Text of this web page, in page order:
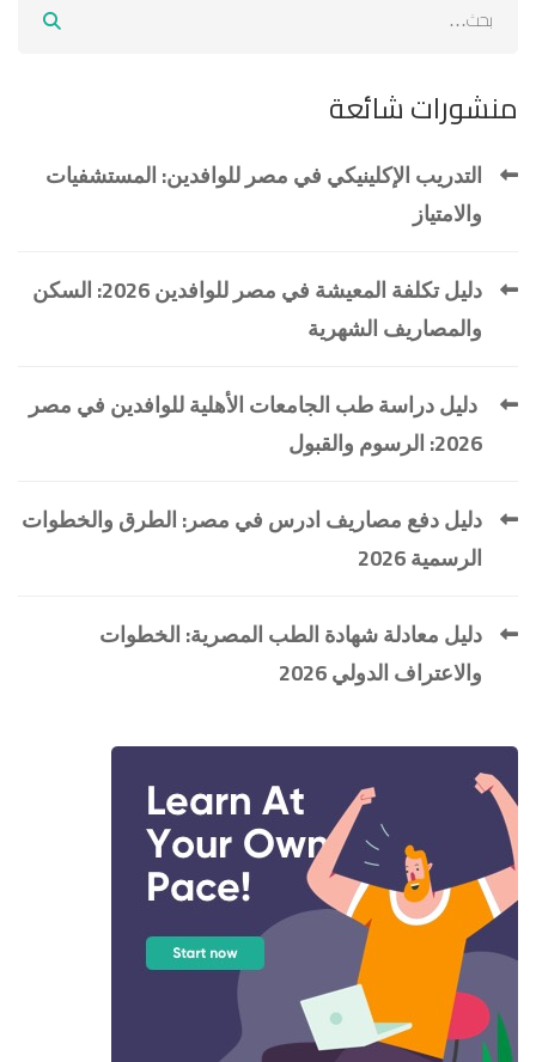
منشورات شائعة
التدريب الإكلينيكي في مصر للوافدين: المستشفيات
والامتياز
دليل تكلفة المعيشة في مصر للوافدين 2026: السكن
والمصاريف الشهرية
دليل دراسة طب الجامعات الأهلية للوافدين في مصر
2026: الرسوم والقبول
دليل دفع مصاريف ادرس في مصر: الطرق والخطوات
الرسمية 2026
دليل معادلة شهادة الطب المصرية: الخطوات
والاعتراف الدولي 2026